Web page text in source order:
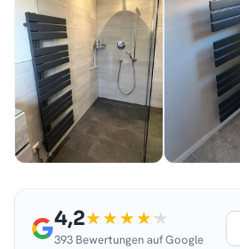
4,2
393 Bewertungen auf Google